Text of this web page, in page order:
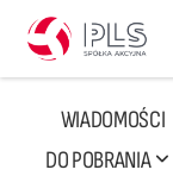
WIADOMOŚCI
DO POBRANIA